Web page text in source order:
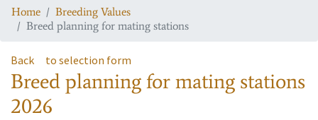
Home
Breeding Values
Breed planning for mating stations
Back to selection form
Breed planning for mating stations
2026